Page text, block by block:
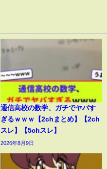
通信高校の数学、ガチでヤバす
ぎるｗｗｗ【2chまとめ】【2ch
スレ】【5chスレ】
2026年8月9日